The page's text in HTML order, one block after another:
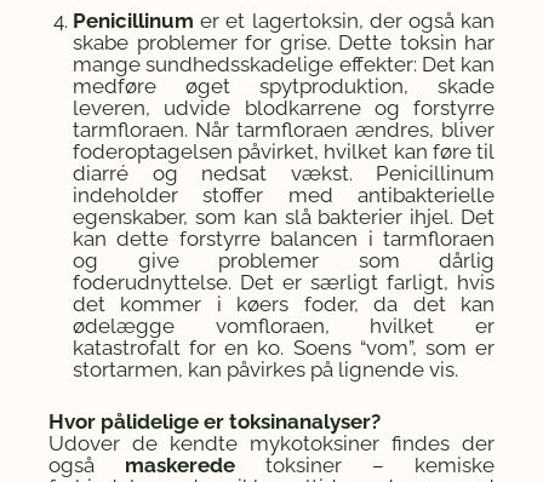
Penicillinumer et lagertoksin, der også kan
skabe problemer for grise. Dette toksin har
mange sundhedsskadelige effekter: Det kan
medføre øget spytproduktion, skade
leveren, udvide blodkarrene og forstyrre
tarmfloraen. Når tarmfloraen ændres, bliver
foderoptagelsen påvirket, hvilket kan føre til
diarré og nedsat vækst. Penicillinum
indeholder stoffer med antibakterielle
egenskaber, som kan slå bakterier ihjel. Det
kan dette forstyrre balancen i tarmfloraen
og give problemer som dårlig
foderudnyttelse. Det er særligt farligt, hvis
det kommer i køers foder, da det kan
ødelægge vomfloraen, hvilket er
katastrofalt for en ko. Soens “vom”, som er
stortarmen, kan påvirkes på lignende vis.
Hvor pålidelige er toksinanalyser?
Udover de kendte mykotoksiner findes der
også maskerede toksiner – kemiske